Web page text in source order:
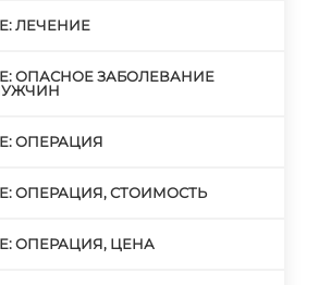
ЛЕЧЕНИЕ
ОПАСНОЕ ЗАБОЛЕВАНИЕ
ОПЕРАЦИЯ
ОПЕРАЦИЯ, СТОИМОСТЬ
ОПЕРАЦИЯ, ЦЕНА